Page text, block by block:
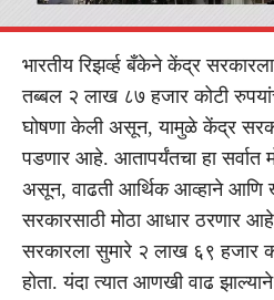
भारतीय रिझर्व्ह बँकेने केंद्र
तब्बल २ लाख ८७ हजार कोटी
घोषणा केली असून, यामुळे केंद्र
पडणार आहे. आतापर्यंतचा हा सर्वात
असून, वाढती आर्थिक आव्हाने आणि
सरकारसाठी मोठा आधार ठरणार आहे.
सरकारला सुमारे २ लाख ६९ हजार
होता. यंदा त्यात आणखी वाढ